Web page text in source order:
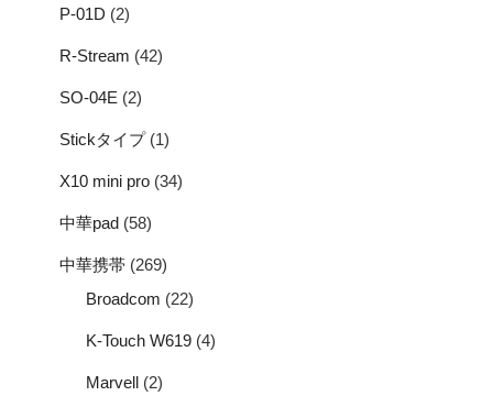
P-01D (2)
R-Stream (42)
SO-04E (2)
Stickタイプ(1)
X10 mini pro (34)
中華pad (58)
中華携帯 (269)
Broadcom (22)
K-Touch W619 (4)
Marvell (2)